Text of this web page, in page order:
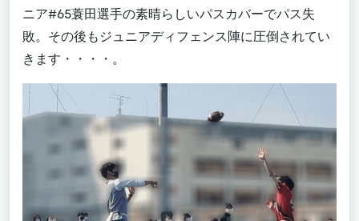
ニア#65蓑田選手の素晴らしいパスカバーでパス失
敗。その後もジュニアディフェンス陣に圧倒されてい
きます・・・・。